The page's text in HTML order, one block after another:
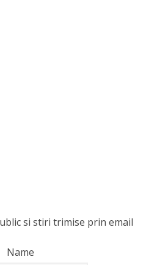
si stiri trimise prin email
Name